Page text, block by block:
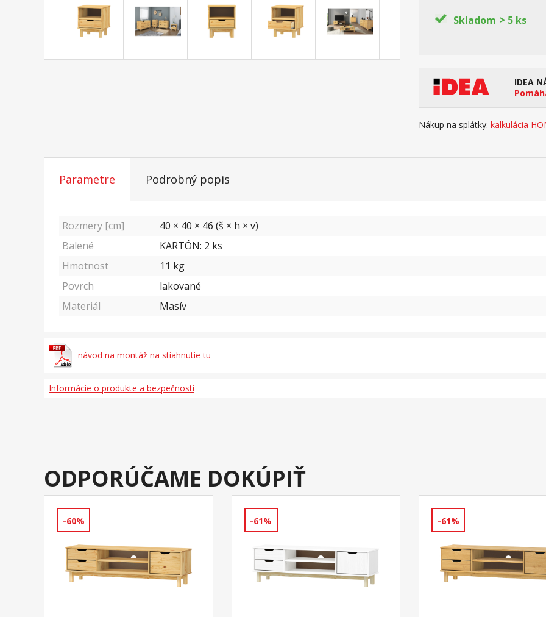
Skladom > 5 ks
IDEA
Nákup na splátky: kalkulácia
Parametre Podrobný popis
Rozmery [cm]
40 × 40 × 46 (š × h × v)
Balené
KARTÓN: 2 ks
Hmotnost
11 kg
Povrch
lakované
Materiál
Masív
návod na montáž na stiahnutie tu
Informácie o produkte a bezpečnosti
ODPORÚČAME DOKÚPIŤ
-60% -61% -61%